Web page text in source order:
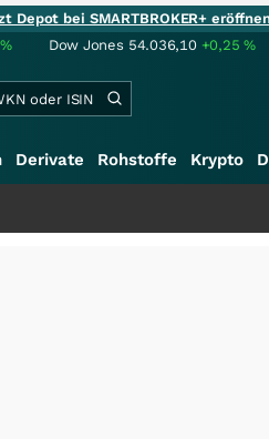
Depot bei SMARTBROKER+
% Dow Jones 54.036,10 +0,25%
Derivate Rohstoffe Krypto